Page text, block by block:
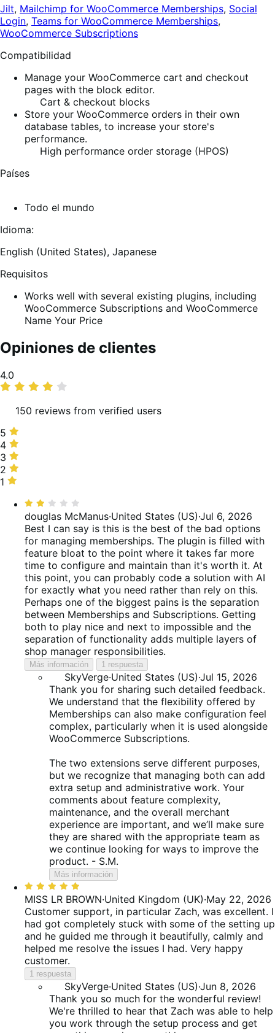
Jilt, Mailchimp for WooCommerce Memberships, Social
Login, Teams for WooCommerce Memberships,
WooCommerce Subscriptions
Compatibilidad
Manage your WooCommerce cart and checkout
pages with the block editor.
Cart & checkout blocks
Store your WooCommerce orders in their own
database tables, to increase your store's
performance.
High performance order storage (HPOS)
Países
Todo el mundo
Idioma:
English (United States), Japanese
Requisitos
Works well with several existing plugins, including
WooCommerce Subscriptions and WooCommerce
Name Your Price
Opiniones de clientes
Promedio
de
4.0
150 reviews from verified users
5
estrellas,
57 %
de
valoraciones
5
4
estrellas,
17 %
de
4
3
estrellas,
5 %
valoraciones
3
2
estrellas,
valoraciones
2
1
12 %
valoraciones
1
Valoración:
2
de
5
douglas McManus·United States (US)·Jul 6, 2026
Best I can say is this is the best of the bad options
for managing memberships. The plugin is filled with
feature bloat to the point where it takes far more
time to configure and maintain than it's worth it. At
this point, you can probably code a solution with AI
for exactly what you need rather than rely on this.
Perhaps one of the biggest pains is the separation
between Memberships and Subscriptions. Getting
both to play nice and next to impossible and the
separation of functionality adds multiple layers of
shop manager responsibilities.
Más información 1 respuesta
SkyVerge·United States (US)·Jul 15, 2026
Thank you for sharing such detailed feedback.
We understand that the flexibility offered by
Memberships can also make configuration feel
complex, particularly when it is used alongside
WooCommerce Subscriptions.
The two extensions serve different purposes,
but we recognize that managing both can add
extra setup and administrative work. Your
comments about feature complexity,
maintenance, and the overall merchant
experience are important, and we’ll make sure
they are shared with the appropriate team as
we continue looking for ways to improve the
product. - S.M.
Más información
Valoración:
5
de
5
MISS LR BROWN·United Kingdom (UK)·May 22, 2026
Customer support, in particular Zach, was excellent. I
had got completely stuck with some of the setting up
and he guided me through it beautifully, calmly and
helped me resolve the issues I had. Very happy
customer.
1 respuesta
SkyVerge·United States (US)·Jun 8, 2026
Thank you so much for the wonderful review!
We're thrilled to hear that Zach was able to help
you work through the setup process and get